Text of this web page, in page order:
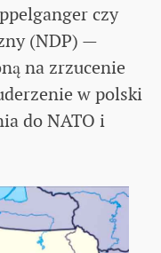
czy
(NDP) —
na zrzucenie
w polski
do NATO i